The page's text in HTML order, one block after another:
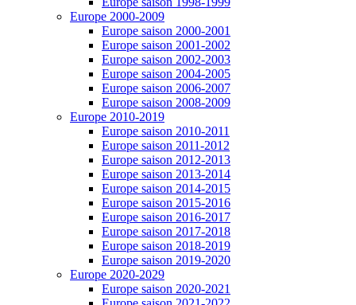
Europe 2000-2009
Europe saison 2000-2001
Europe saison 2001-2002
Europe saison 2002-2003
Europe saison 2004-2005
Europe saison 2006-2007
Europe saison 2008-2009
Europe 2010-2019
Europe saison 2010-2011
Europe saison 2011-2012
Europe saison 2012-2013
Europe saison 2013-2014
Europe saison 2014-2015
Europe saison 2015-2016
Europe saison 2016-2017
Europe saison 2017-2018
Europe saison 2018-2019
Europe saison 2019-2020
Europe 2020-2029
Europe saison 2020-2021